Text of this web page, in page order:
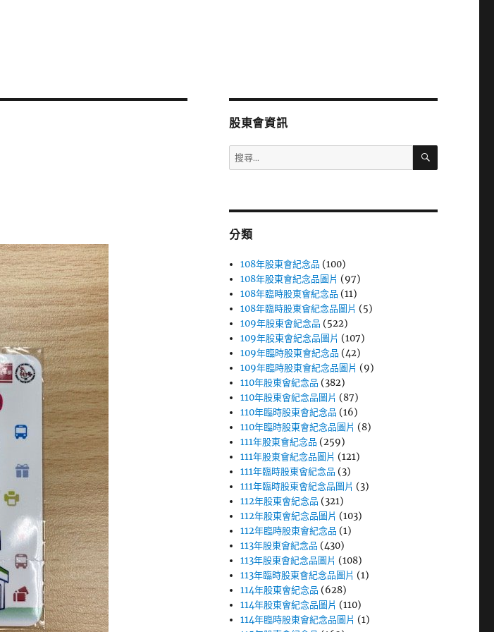
股東會資訊
搜
尋
字:
搜
分類
108年股東會紀念品 (100)
108年股東會紀念品圖片 (97)
108年臨時股東會紀念品 (11)
108年臨時股東會紀念品圖片 (5)
109年股東會紀念品 (522)
109年股東會紀念品圖片 (107)
109年臨時股東會紀念品 (42)
109年臨時股東會紀念品圖片 (9)
110年股東會紀念品 (382)
110年股東會紀念品圖片 (87)
110年臨時股東會紀念品 (16)
110年臨時股東會紀念品圖片 (8)
111年股東會紀念品 (259)
111年股東會紀念品圖片 (121)
111年臨時股東會紀念品 (3)
111年臨時股東會紀念品圖片 (3)
112年股東會紀念品 (321)
112年股東會紀念品圖片 (103)
112年臨時股東會紀念品 (1)
113年股東會紀念品 (430)
113年股東會紀念品圖片 (108)
113年臨時股東會紀念品圖片 (1)
114年股東會紀念品 (628)
114年股東會紀念品圖片 (110)
114年臨時股東會紀念品圖片 (1)